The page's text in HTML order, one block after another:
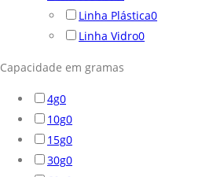
Linha Plástica0
Linha Vidro0
Capacidade em gramas
4g0
10g0
15g0
30g0